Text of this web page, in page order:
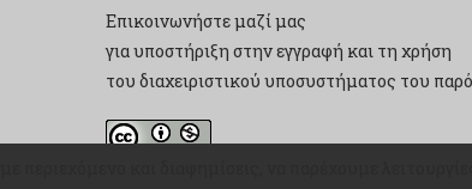
Επικοινωνήστε μαζί μας
για υποστήριξη στην εγγραφή και τη χρήση
του διαχειριστικού υποσυστήματος του